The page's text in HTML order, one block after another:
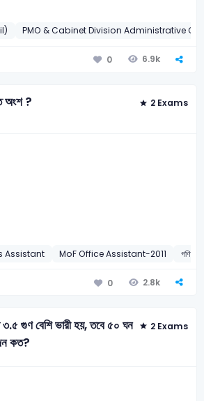
PMO & Cabinet Division Administrative
0 6.9k
অংশ ? 2 Exams
Assistant MoF Office Assistant-2011 গণিত
0 2.8k
৩.৫ গুণ বেশি ভারী হয়, তবে ৫০ ঘন
কত?
2 Exams